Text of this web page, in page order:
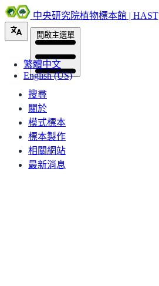
中央研究院植物標本館 | HAST
繁體中文
English (US)
開啟主選單
搜尋
關於
模式標本
標本製作
相關網站
最新消息